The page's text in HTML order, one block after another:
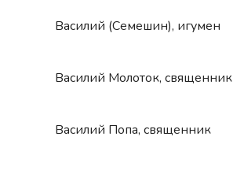
Василий (Семешин), игумен
Василий Молоток, священник
Василий Попа, священник